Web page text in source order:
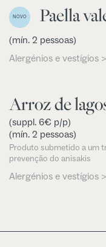
NOVO Paella
(mín. 2 pessoas)
Alergénios e vestígios >
Arroz de
(suppl. 6€ p/p)
(mín. 2 pessoas)
Produto submetido a um
prevenção do anisakis
Alergénios e vestígios >